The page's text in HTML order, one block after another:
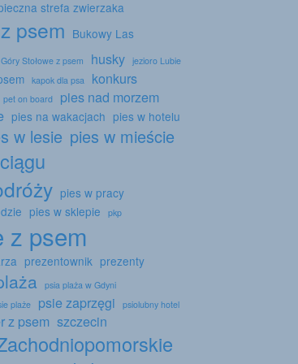
strefa zwierzaka
psem Bukowy Las
Góry Stołowe z psem husky jezioro Lubie
kapok dla psa konkurs
pet on board
pies nad morzem
pies na wakacjach pies w hotelu
w lesie pies w mieście
pies w pracy
pies w sklepie pkp
z psem
prezentownik prezenty
psia plaża w Gdyni
plaże psie zaprzęgi
psiolubny hotel
z psem szczecin